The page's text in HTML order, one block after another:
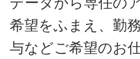
希望をふまえ、勤
与などご希望のお